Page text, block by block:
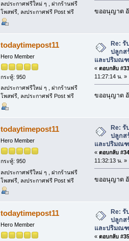
ลงประกาศฟรีใหม่ ๆ , ฝากร้านฟรี
โพสฟรี, ลงประกาศฟรี Post ฟรี
ขออนุญาต
todaytimepost11
Hero Member
กระทู้: 950
ลงประกาศฟรีใหม่ ๆ , ฝากร้านฟรี
โพสฟรี, ลงประกาศฟรี Post ฟรี
Re: รั
ปลูกส
และปริมณ
« ตอบกลับ
11:27:14 น. »
ขออนุญาต
todaytimepost11
Hero Member
กระทู้: 950
ลงประกาศฟรีใหม่ ๆ , ฝากร้านฟรี
โพสฟรี, ลงประกาศฟรี Post ฟรี
Re: รั
ปลูกส
และปริมณ
« ตอบกลับ
11:32:13 น. »
ขออนุญาต
todaytimepost11
Hero Member
Re: รั
ปลูกส
และปริมณ
« ตอบกลับ